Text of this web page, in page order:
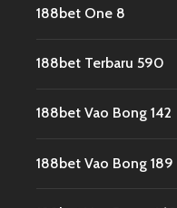
188bet One 8
188bet Terbaru 590
188bet Vao Bong 142
188bet Vao Bong 189